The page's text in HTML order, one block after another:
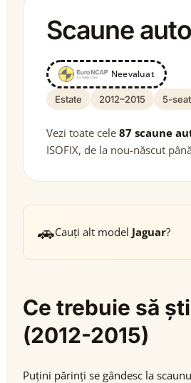
Scaune
Neevaluat
Estate 2012–2015 5-
Vezi toate cele 87 scaune
ISOFIX, de la nou-născut
🚗Cauți alt model Jaguar?
Ce trebuie să
(2012-2015)
Puțini părinți se gândesc la